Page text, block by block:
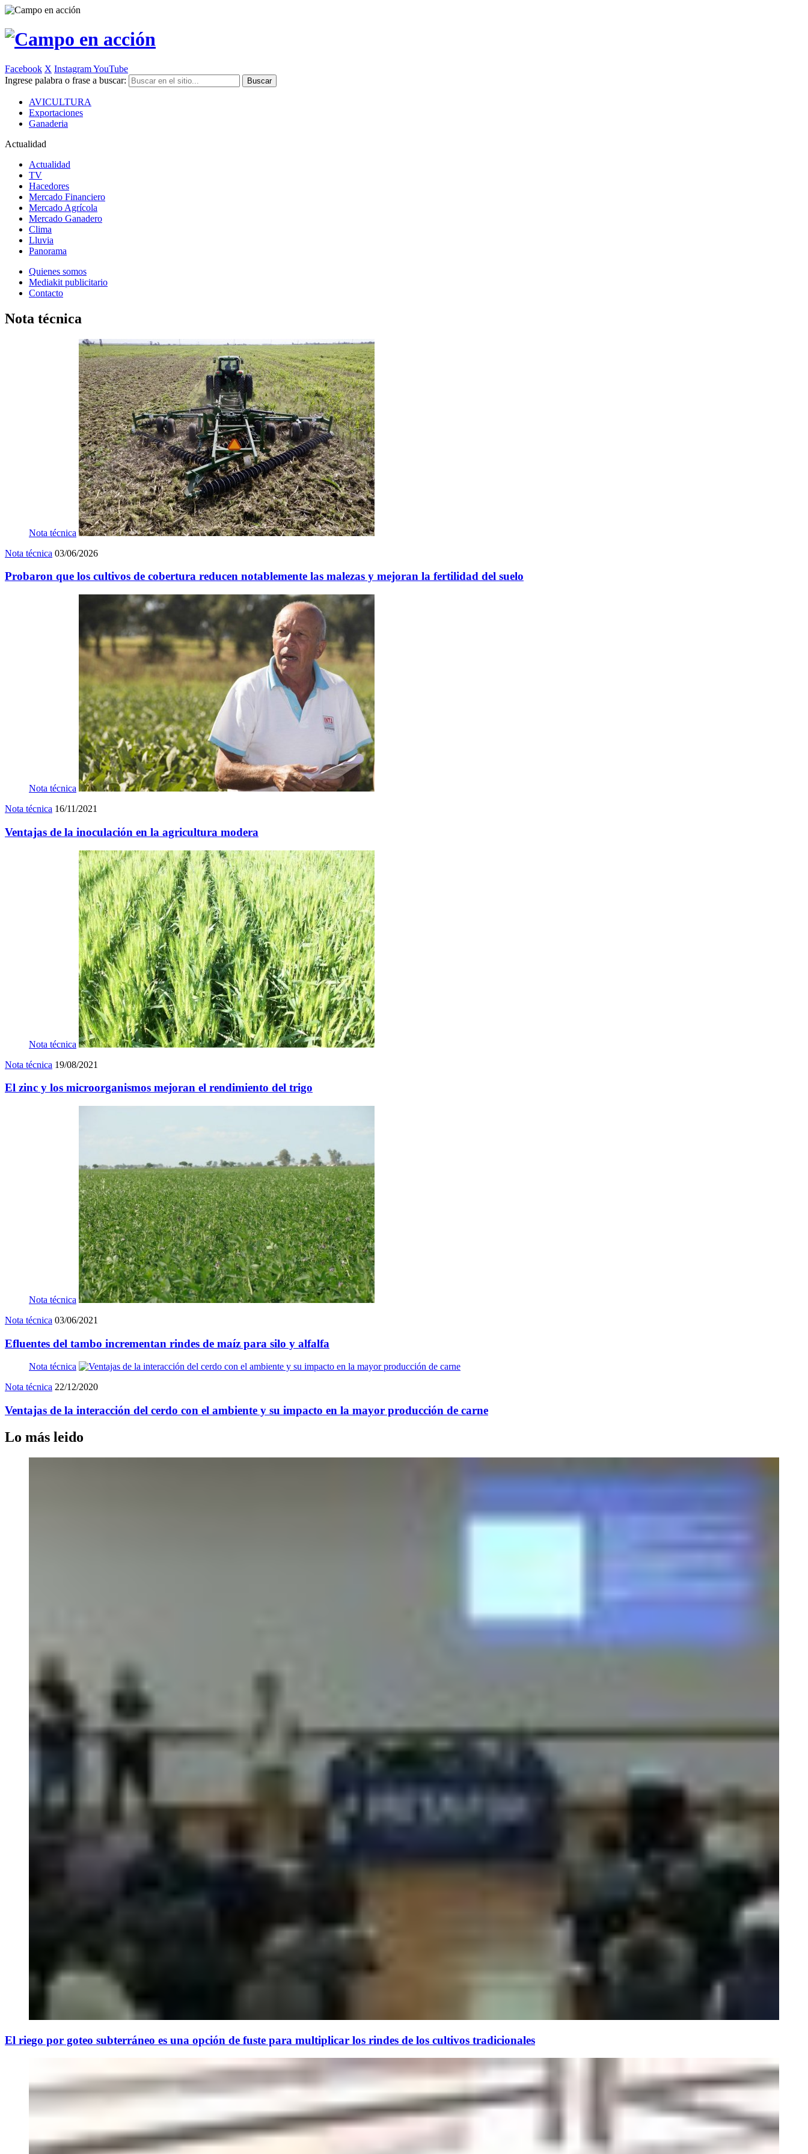
Facebook X InstagramYouTube
Ingrese palabra o frase a buscar:
AVICULTURA
Exportaciones
Ganaderia
Actualidad
Actualidad
TV
Hacedores
Mercado Financiero
Mercado Agrícola
Mercado Ganadero
Clima
Lluvia
Panorama
Quienes somos
Mediakit publicitario
Contacto
Nota técnica
Nota técnica
Nota técnica 03/06/2026
Probaron que los cultivos de cobertura reducen notablemente las malezas y mejoran la fertilidad del suelo
Nota técnica
Nota técnica 16/11/2021
Ventajas de la inoculación en la agricultura modera
Nota técnica
Nota técnica 19/08/2021
El zinc y los microorganismos mejoran el rendimiento del trigo
Nota técnica
Nota técnica 03/06/2021
Efluentes del tambo incrementan rindes de maíz para silo y alfalfa
Nota técnica
Nota técnica 22/12/2020
Ventajas de la interacción del cerdo con el ambiente y su impacto en la mayor producción de carne
Lo más leido
El riego por goteo subterráneo es una opción de fuste para multiplicar los rindes de los cultivos tradicionales